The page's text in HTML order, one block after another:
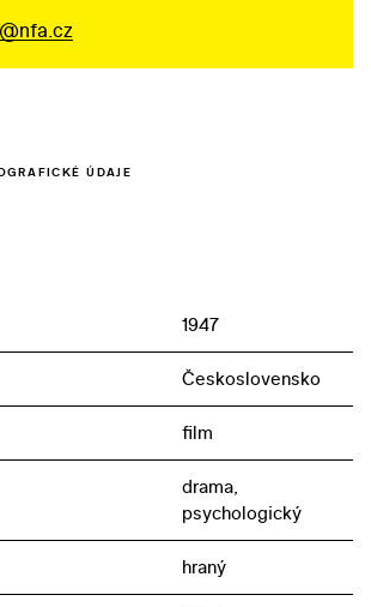
ÚDAJE
1947
Československo
film
drama,
psychologický
hraný